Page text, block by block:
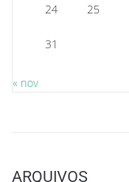
24 25
31
« nov
ARQUIVOS